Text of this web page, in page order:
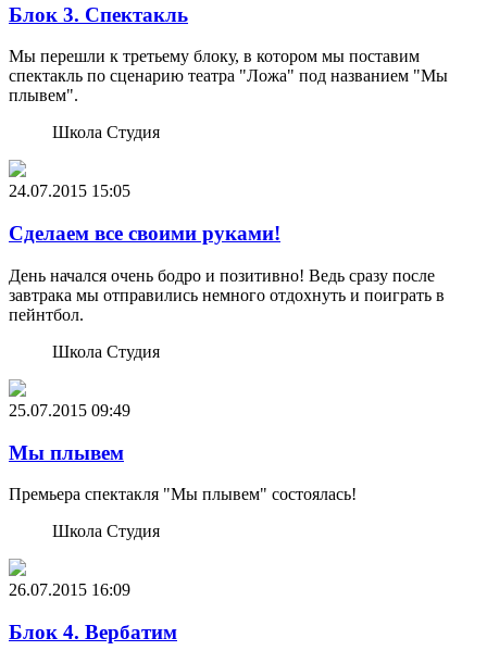
Блок 3. Спектакль
Мы перешли к третьему блоку, в котором мы поставим
спектакль по сценарию театра "Ложа" под названием "Мы
плывем".
Школа Студия
24.07.2015 15:05
Сделаем все своими руками!
День начался очень бодро и позитивно! Ведь сразу после
завтрака мы отправились немного отдохнуть и поиграть в
пейнтбол.
Школа Студия
25.07.2015 09:49
Мы плывем
Премьера спектакля "Мы плывем" состоялась!
Школа Студия
26.07.2015 16:09
Блок 4. Вербатим